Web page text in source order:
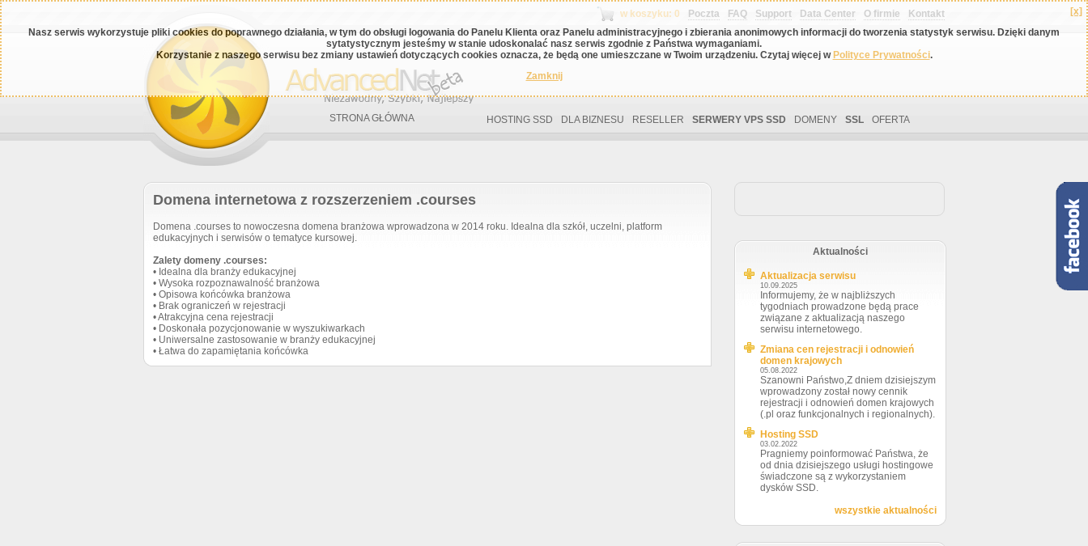
[x]
Nasz serwis wykorzystuje pliki cookies do poprawnego działania, w tym do obsługi logowania do Panelu Klienta oraz Panelu administracyjnego i zbierania anonimowych informacji do tworzenia statystyk serwisu. Dzięki danym
sytatystycznym jesteśmy w stanie udoskonalać nasz serwis zgodnie z Państwa wymaganiami.
Korzystanie z naszego serwisu bez zmiany ustawień dotyczących cookies oznacza, że będą one umieszczane w Twoim urządzeniu. Czytaj więcej w Polityce Prywatności.
Zamknij
w koszyku: 0 Poczta FAQ Support Data Center O firmie Kontakt
STRONA GŁÓWNA HOSTING SSD DLA BIZNESU RESELLER SERWERY VPS SSD DOMENY SSL OFERTA
Aktualności
Aktualizacja serwisu
10.09.2025
Informujemy, że w najbliższych
tygodniach prowadzone będą prace
związane z aktualizacją naszego
serwisu internetowego.
Zmiana cen rejestracji i odnowień
domen krajowych
05.08.2022
Szanowni Państwo,Z dniem dzisiejszym
wprowadzony został nowy cennik
rejestracji i odnowień domen krajowych
(.pl oraz funkcjonalnych i regionalnych).
Hosting SSD
03.02.2022
Pragniemy poinformować Państwa, że
od dnia dzisiejszego usługi hostingowe
świadczone są z wykorzystaniem
dysków SSD.
wszystkie aktualności
Domena internetowa z rozszerzeniem .courses
Domena .courses to nowoczesna domena branżowa wprowadzona w 2014 roku. Idealna dla szkół, uczelni, platform
edukacyjnych i serwisów o tematyce kursowej.
Zalety domeny .courses:
• Idealna dla branży edukacyjnej
• Wysoka rozpoznawalność branżowa
• Opisowa końcówka branżowa
• Brak ograniczeń w rejestracji
• Atrakcyjna cena rejestracji
• Doskonała pozycjonowanie w wyszukiwarkach
• Uniwersalne zastosowanie w branży edukacyjnej
• Łatwa do zapamiętania końcówka